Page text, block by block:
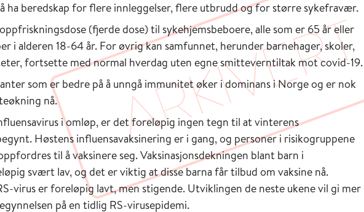
ha beredskap for flere innleggelser, flere utbrudd og for større sykefravær.
(fjerde dose) til sykehjemsbeboere, alle som er 65 år eller
i alderen 18-64 år. For øvrig kan samfunnet, herunder barnehager, skoler,
fortsette med normal hverdag uten egne smitteverntiltak mot covid-19.
som er bedre på å unngå immunitet øker i dominans i Norge og er nok
nå.
i omløp, er det foreløpig ingen tegn til at vinterens
Høstens influensavaksinering er i gang, og personer i risikogruppene
til å vaksinere seg. Vaksinasjonsdekningen blant barn i
svært lav, og det er viktig at disse barna får tilbud om vaksine nå.
virus er foreløpig lavt, men stigende. Utviklingen de neste ukene vil gi mer
på en tidlig RS-virusepidemi.